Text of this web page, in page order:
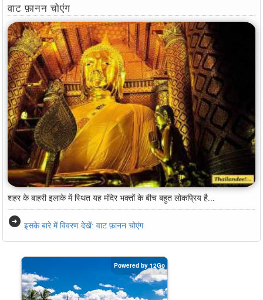
वाट फ़ानन चोएंग
शहर के बाहरी इलाके में स्थित यह मंदिर भक्तों के बीच बहुत लोकप्रिय है...
arrow_circle_right इसके बारे में विवरण देखें: वाट फ़ानन चोएंग